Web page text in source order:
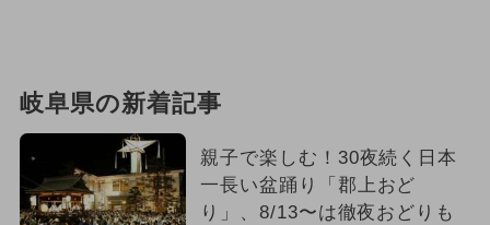
岐阜県の新着記事
親子で楽しむ！30夜続く日本
一長い盆踊り「郡上おど
り」、8/13〜は徹夜おどりも